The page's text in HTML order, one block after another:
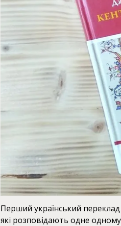
Перший український переклад
які розповідають одне